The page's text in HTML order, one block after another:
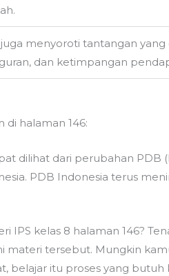
menyoroti tantangan
dan ketimpangan
di halaman 146:
dilihat dari perubahan
PDB Indonesia terus
kelas 8 halaman 146?
materi tersebut. Mungkin
belajar itu proses yang butuh